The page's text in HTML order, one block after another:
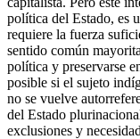
política del Estado, es
requiere la fuerza
sentido común
política y preservarse
posible si el sujeto
no se vuelve
del Estado
exclusiones y